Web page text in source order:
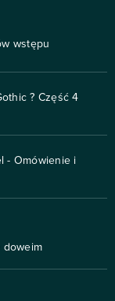
wstępu
? Część 4
- Omówienie i
doweim